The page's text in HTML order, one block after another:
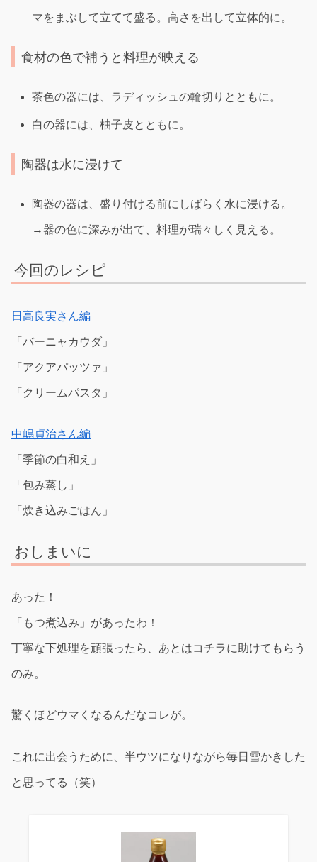
マをまぶして立てて盛る。高さを出して立体的に。
食材の色で補うと料理が映える
茶色の器には、ラディッシュの輪切りとともに。
白の器には、柚子皮とともに。
陶器は水に浸けて
陶器の器は、盛り付ける前にしばらく水に浸ける。
→器の色に深みが出て、料理が瑞々しく見える。
今回のレシピ
日高良実さん編
「バーニャカウダ」
「アクアパッツァ」
「クリームパスタ」
中嶋貞治さん編
「季節の白和え」
「包み蒸し」
「炊き込みごはん」
おしまいに
あった！
「もつ煮込み」があったわ！
丁寧な下処理を頑張ったら、あとはコチラに助けてもらう
のみ。
驚くほどウマくなるんだなコレが。
これに出会うために、半ウツになりながら毎日雪かきした
と思ってる（笑）